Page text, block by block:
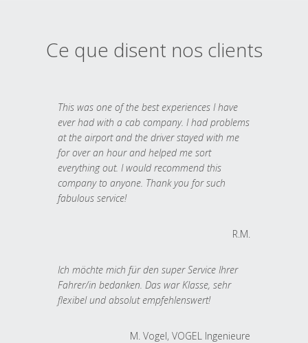
Ce que disent nos clients
This was one of the best experiences I have
ever had with a cab company. I had problems
at the airport and the driver stayed with me
for over an hour and helped me sort
everything out. I would recommend this
company to anyone. Thank you for such
fabulous service!
R.M.
Ich möchte mich für den super Service Ihrer
Fahrer/in bedanken. Das war Klasse, sehr
flexibel und absolut empfehlenswert!
M. Vogel, VOGEL Ingenieure